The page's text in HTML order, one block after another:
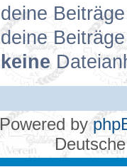
keine
Powered by